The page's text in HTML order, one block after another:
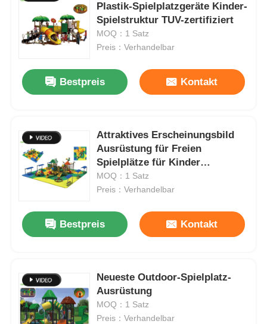
Plastik-Spielplatzgeräte Kinder-
Spielstruktur TUV-zertifiziert
MOQ：1 Satz
Preis：Verhandelbar
Bestpreis Kontakt
Attraktives Erscheinungsbild
Ausrüstung für Freien
Spielplätze für Kinder
Plastikrutschen
MOQ：1 Satz
Preis：Verhandelbar
Bestpreis Kontakt
Neueste Outdoor-Spielplatz-
Ausrüstung
MOQ：1 Satz
Preis：Verhandelbar